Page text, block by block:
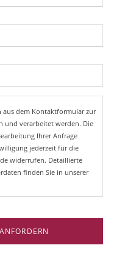
aus dem Kontaktformular zur
und verarbeitet werden. Die
Ihrer Anfrage
jederzeit für die
widerrufen. Detaillierte
finden Sie in unserer